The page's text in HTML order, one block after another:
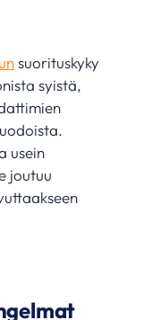
suorituskyky
syistä,
usein
joutuu